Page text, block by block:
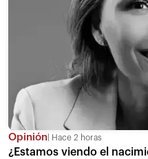
Opinión Hace 2 horas
¿Estamos viendo el